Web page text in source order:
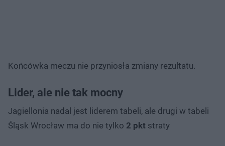
Końcówka meczu nie przyniosła zmiany rezultatu.
Lider, ale nie tak mocny
Jagiellonia nadal jest liderem tabeli, ale drugi w tabeli
Śląsk Wrocław ma do nie tylko 2 pkt straty